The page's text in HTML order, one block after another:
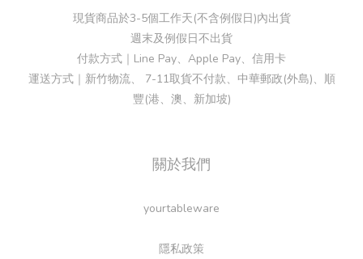
現貨商品於3-5個工作天(不含例假日)內出貨
週末及例假日不出貨
付款方式｜Line Pay、Apple Pay、信用卡
運送方式｜新竹物流、 7-11取貨不付款、中華郵政(外島)、順
豐(港、澳、新加坡)
關於我們
yourtableware
隱私政策